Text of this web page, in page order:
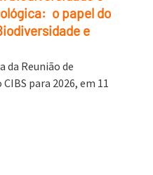
o papel do
e
da Reunião de
para 2026, em 11